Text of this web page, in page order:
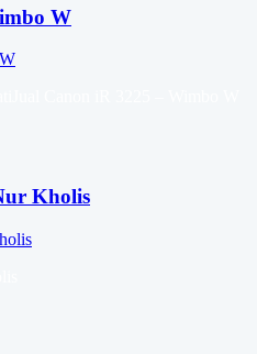
W
Kholis